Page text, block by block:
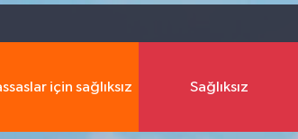
için sağlıksız Sağlıksız